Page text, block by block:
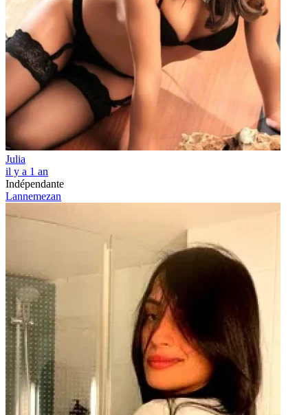
Julia
il y a 1 an
Indépendante
Lannemezan